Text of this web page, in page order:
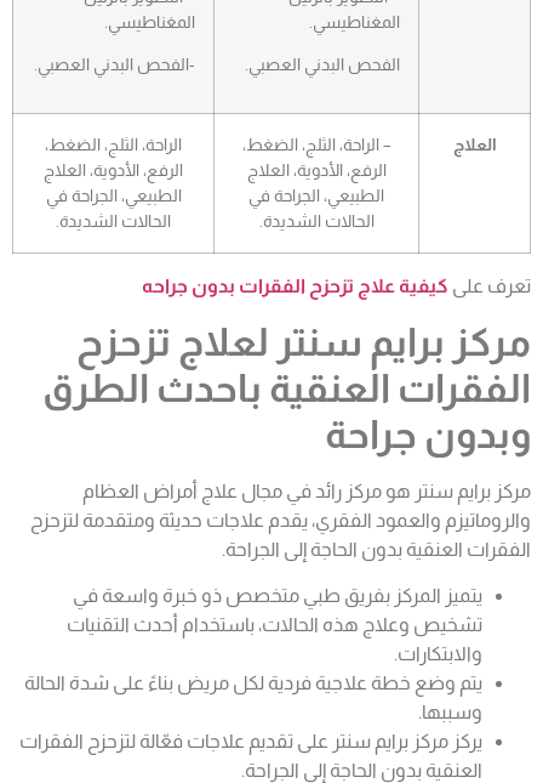
المغناطيسي.
الفحص البدني العصبي.
المغناطيسي.
-الفحص البدني العصبي.
العلاج
– الراحة، الثلج، الضغط،
الرفع، الأدوية، العلاج
الطبيعي، الجراحة في
الحالات الشديدة.
الراحة، الثلج، الضغط،
الرفع، الأدوية، العلاج
الطبيعي، الجراحة في
الحالات الشديدة.
تعرف على كيفية علاج تزحزح الفقرات بدون جراحه
مركز برايم سنتر لعلاج تزحزح
الفقرات العنقية باحدث الطرق
وبدون جراحة
مركز برايم سنتر هو مركز رائد في مجال علاج أمراض العظام
والروماتيزم والعمود الفقري، يقدم علاجات حديثة ومتقدمة لتزحزح
الفقرات العنقية بدون الحاجة إلى الجراحة.
يتميز المركز بفريق طبي متخصص ذو خبرة واسعة في
تشخيص وعلاج هذه الحالات، باستخدام أحدث التقنيات
والابتكارات.
يتم وضع خطة علاجية فردية لكل مريض بناءً على شدة الحالة
وسببها.
يركز مركز برايم سنتر على تقديم علاجات فعّالة لتزحزح الفقرات
العنقية بدون الحاجة إلى الجراحة.